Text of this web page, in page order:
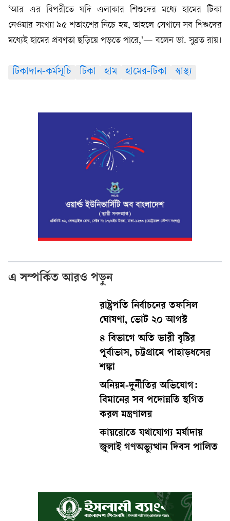
‘আর এর বিপরীতে যদি এলাকার শিশুদের মধ্যে হামের টিকা
নেওয়ার সংখ্যা ৯৫ শতাংশের নিচে হয়, তাহলে সেখানে সব শিশুদের
মধ্যেই হামের প্রবণতা ছড়িয়ে পড়তে পারে,’— বলেন ডা. সুব্রত রায়।
টিকাদান-কর্মসূচি টিকা হাম হামের-টিকা স্বাস্থ্য
এ সম্পর্কিত আরও পড়ুন
রাষ্ট্রপতি নির্বাচনের তফসিল
ঘোষণা, ভোট ২০ আগস্ট
৪ বিভাগে অতি ভারী বৃষ্টির
পূর্বাভাস, চট্টগ্রামে পাহাড়ধসের
শঙ্কা
অনিয়ম-দুর্নীতির অভিযোগ:
বিমানের সব পদোন্নতি স্থগিত
করল মন্ত্রণালয়
কায়রোতে যথাযোগ্য মর্যাদায়
জুলাই গণঅভ্যুত্থান দিবস পালিত